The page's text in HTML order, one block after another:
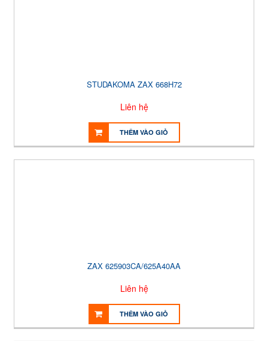
STUDAKOMA ZAX 668H72
Liên hệ
THÊM VÀO GIỎ
ZAX 625903CA/625A40AA
Liên hệ
THÊM VÀO GIỎ